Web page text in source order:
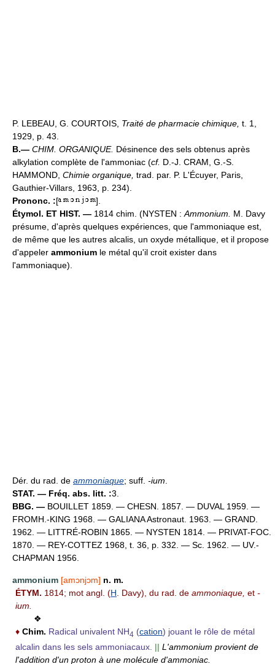
P. LEBEAU, G. COURTOIS, Traité de pharmacie chimique, t. 1,
1929, p. 43.
B.— CHIM. ORGANIQUE. Désinence des sels obtenus après
alkylation complète de l'ammoniac (cf. D.-J. CRAM, G.-S.
HAMMOND, Chimie organique, trad. par. P. L'Écuyer, Paris,
Gauthier-Villars, 1963, p. 234).
Prononc. :[
].
Étymol. ET HIST. — 1814 chim. (NYSTEN : Ammonium. M. Davy
présume, d'après quelques expériences, que l'ammoniaque est,
de même que les autres alcalis, un oxyde métallique, et il propose
d'appeler ammonium le métal qu'il croit exister dans
l'ammoniaque).
Dér. du rad. de ammoniaque; suff. -ium
STAT. — Fréq. abs. litt. :3.
BBG. — BOUILLET 1859. — CHESN. 1857. — DUVAL 1959. —
FROMH.-KING 1968. — GALIANA Astronaut. 1963. — GRAND.
1962. — LITTRÉ-ROBIN 1865. — NYSTEN 1814. — PRIVAT-FOC.
1870. — REY-COTTEZ 1968, t. 36, p. 332. — Sc. 1962. — UV.-
CHAPMAN 1956.
ammonium [amɔnjɔm] n. m.
ÉTYM. 1814; mot angl. (H . Davy), du rad. de ammoniaque, et -
ium.
❖
♦ Chim. Radical univalent NH4 (cation) jouant le rôle de métal
alcalin dans les sels ammoniacaux. || L'ammonium provient de
l'addition d'un proton à une molécule d'ammoniac.